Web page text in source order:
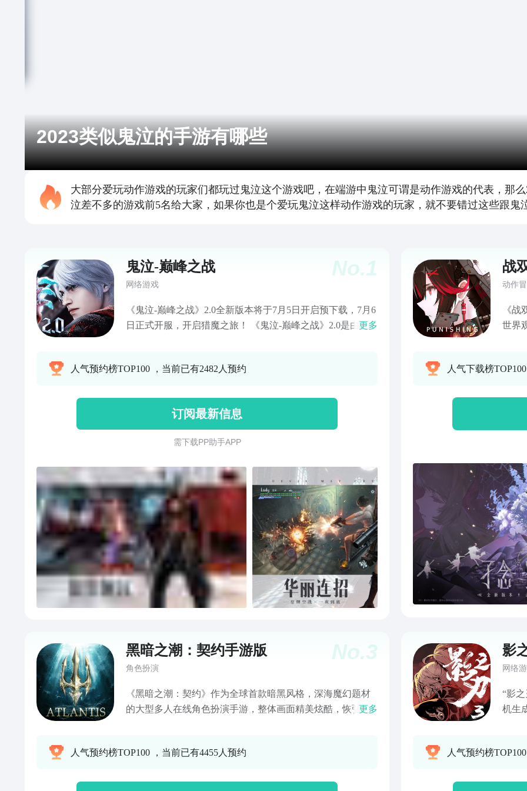
2023类似鬼泣的手游有哪些
大部分爱玩动作游戏的玩家们都玩过鬼泣这个游戏吧，在端游中鬼泣可谓是动作游戏的代表，那
泣差不多的游戏前5名给大家，如果你也是个爱玩鬼泣这样动作游戏的玩家，就不要错过这些跟鬼
No.1
鬼泣-巅峰之战
网络游戏
《鬼泣-巅峰之战》2.0全新版本将于7月5日开启预下载，7月6
日正式开服，开启猎魔之旅！ 《鬼泣-巅峰之战》2.0是由云
焕新，全新试炼突破极限；新角色尼禄登场，版本上线后各
更多
人气预约榜TOP100 ，当前已有2482人预约
订阅最新信息
需 下 载 P P 助 手 A P P
战
动作
《
世界
养路
人气下载榜
No.3
黑暗之潮：契约手游版
角色扮演
《黑暗之潮：契约》作为全球首款暗黑风格，深海魔幻题材
的大型多人在线角色扮演手游，整体画面精美炫酷，恢弘的
更多
人气预约榜TOP100 ，当前已有4455人预约
影
网络
“影
机生
人气预约榜TOP100